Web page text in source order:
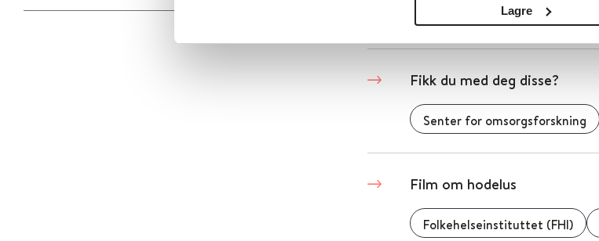
Lagre
2014
Fikk du med deg disse?
Senter for omsorgsforskning
Film om hodelus
Folkehelseinstituttet (FHI)